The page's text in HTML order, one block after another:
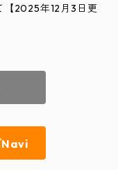
2025年12月3日更
Navi